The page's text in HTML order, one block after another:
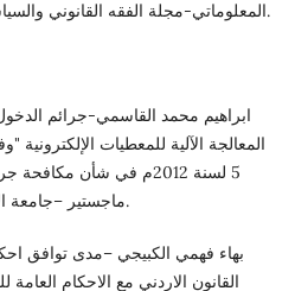
المعلوماتي-مجلة الفقه القانوني والسياسي – المجلد 1 –العدد1- 2019م.
ابراهيم محمد القاسمي-جرائم
المعالجة الآلية للمعطيات
5 لسنة 2012م في شأن
ماجستير –جامعة الإمارات العربية المتحدة-2018م.
بهاء فهمي الكبيجي –مدى توافق
القانون الاردني مع الاحكام